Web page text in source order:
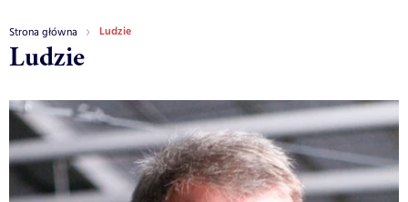
Strona główna Ludzie
Ludzie